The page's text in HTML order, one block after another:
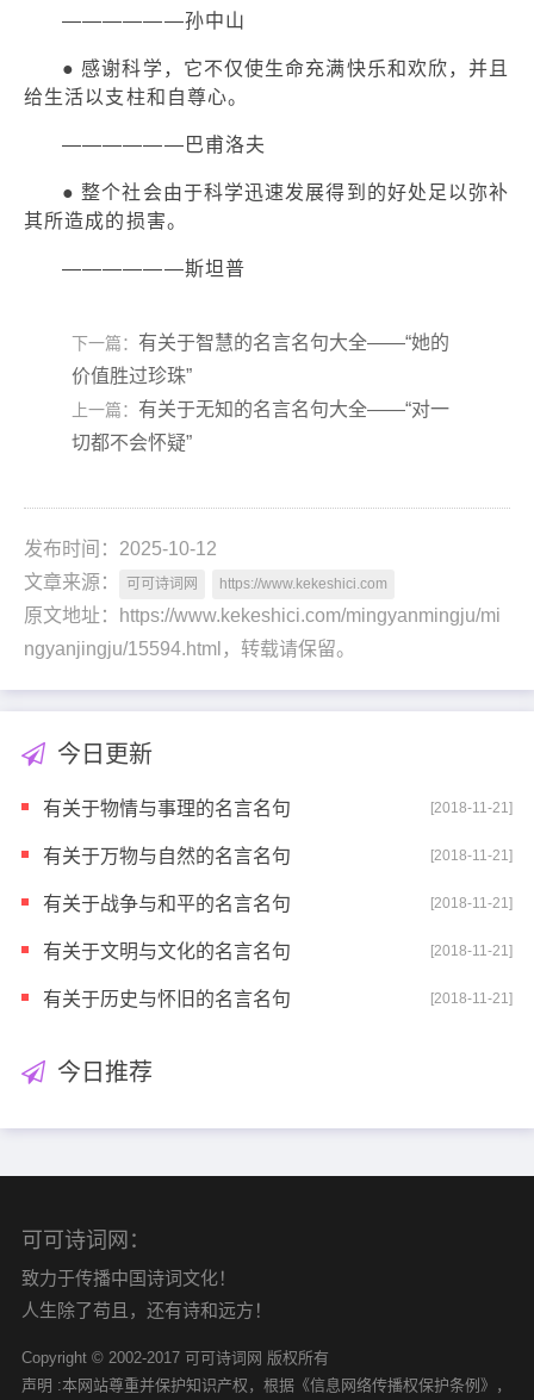
——————孙中山
● 感谢科学，它不仅使生命充满快乐和欢欣，并且
给生活以支柱和自尊心。
——————巴甫洛夫
● 整个社会由于科学迅速发展得到的好处足以弥补
其所造成的损害。
——————斯坦普
下一篇： 有关于智慧的名言名句大全——“她的
价值胜过珍珠”
上一篇： 有关于无知的名言名句大全——“对一
切都不会怀疑”
发布时间：2025-10-12
文章来源：
可可诗词网 https://www.kekeshici.com
原文地址：https://www.kekeshici.com/mingyanmingju/mi
ngyanjingju/15594.html，转载请保留。
今日更新
有关于物情与事理的名言名句 [2018-11-21]
有关于万物与自然的名言名句 [2018-11-21]
有关于战争与和平的名言名句 [2018-11-21]
有关于文明与文化的名言名句 [2018-11-21]
有关于历史与怀旧的名言名句 [2018-11-21]
今日推荐
可可诗词网：
致力于传播中国诗词文化！
人生除了苟且，还有诗和远方！
Copyright © 2002-2017 可可诗词网 版权所有
声明 :本网站尊重并保护知识产权，根据《信息网络传播权保护条例》，